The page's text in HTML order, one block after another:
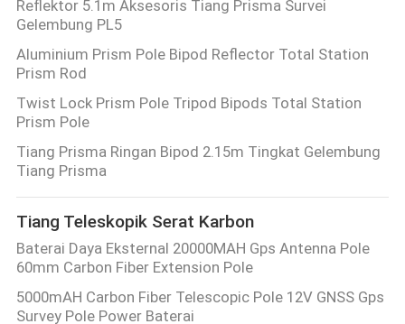
Reflektor 5.1m Aksesoris Tiang Prisma Survei
Gelembung PL5
Aluminium Prism Pole Bipod Reflector Total Station
Prism Rod
Twist Lock Prism Pole Tripod Bipods Total Station
Prism Pole
Tiang Prisma Ringan Bipod 2.15m Tingkat Gelembung
Tiang Prisma
Tiang Teleskopik Serat Karbon
Baterai Daya Eksternal 20000MAH Gps Antenna Pole
60mm Carbon Fiber Extension Pole
5000mAH Carbon Fiber Telescopic Pole 12V GNSS Gps
Survey Pole Power Baterai